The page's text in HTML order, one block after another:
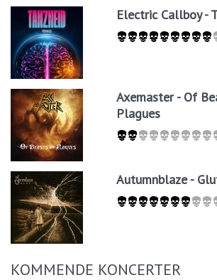
Electric Callboy -
Axemaster - Of
Plagues
Autumnblaze -
KOMMENDE KONCERTER